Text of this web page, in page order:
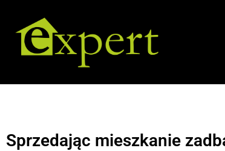
Sprzedając mieszkanie